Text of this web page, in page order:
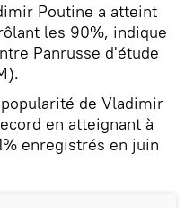
Poutine a atteint
les 90%, indique
Panrusse d'étude
de Vladimir
en atteignant à
enregistrés en juin